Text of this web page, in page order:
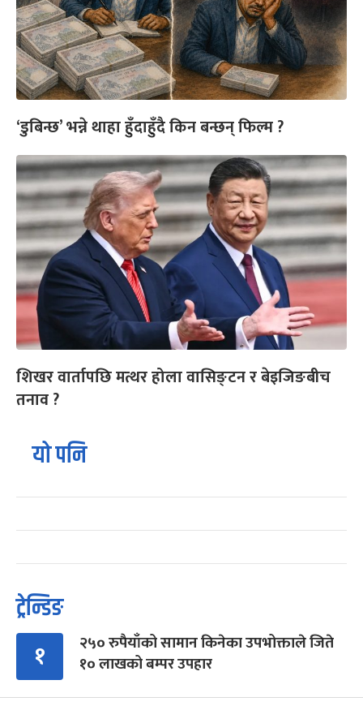
‘डुबिन्छ’ भन्ने थाहा हुँदाहुँदै किन बन्छन् फिल्म ?
शिखर वार्तापछि मत्थर होला वासिङ्टन र बेइजिङबीच
तनाव ?
यो पनि
ट्रेन्डिङ
१
२५० रुपैयाँको सामान किनेका उपभोक्ताले जिते
१० लाखको बम्पर उपहार